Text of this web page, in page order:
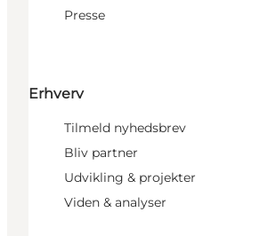
Presse
Erhverv
Tilmeld nyhedsbrev
Bliv partner
Udvikling & projekter
Viden & analyser